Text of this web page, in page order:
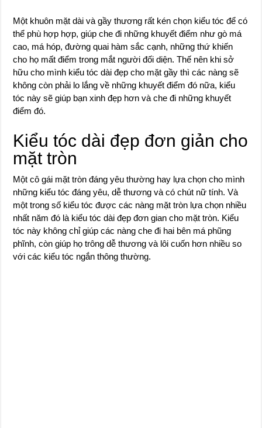
Một khuôn mặt dài và gầy thương rất kén chọn kiểu tóc để có
thể phù hợp hợp, giúp che đi những khuyết điểm như gò má
cao, má hóp, đường quai hàm sắc cạnh, những thứ khiến
cho họ mất điểm trong mắt người đối diện. Thế nên khi sở
hữu cho mình kiểu tóc dài đẹp cho mặt gầy thì các nàng sẽ
không còn phải lo lắng về những khuyết điểm đó nữa, kiểu
tóc này sẽ giúp bạn xinh đẹp hơn và che đi những khuyết
điểm đó.
Kiểu tóc dài đẹp đơn giản cho
mặt tròn
Một cô gái mặt tròn đáng yêu thường hay lựa chọn cho mình
những kiểu tóc đáng yêu, dễ thương và có chút nữ tính. Và
một trong số kiểu tóc được các nàng mặt tròn lựa chọn nhiều
nhất năm đó là kiểu tóc dài đẹp đơn gian cho mặt tròn. Kiểu
tóc này không chỉ giúp các nàng che đi hai bên má phũng
phĩnh, còn giúp họ trông dễ thương và lôi cuốn hơn nhiều so
với các kiểu tóc ngắn thông thường.